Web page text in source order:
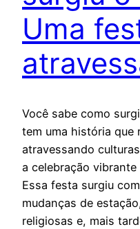
Uma
Você sabe como
tem uma história que
atravessando
a celebração
Essa festa surgiu
mudanças de
religiosas e, mais